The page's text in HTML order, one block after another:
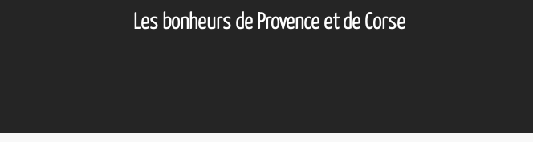
Les bonheurs de Provence et de Corse